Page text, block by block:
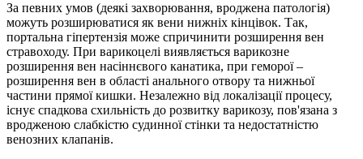
За певних умов (деякі захворювання, вроджена патологія)
можуть розширюватися як вени нижніх кінцівок. Так,
портальна гіпертензія може спричинити розширення вен
стравоходу. При варикоцелі виявляється варикозне
розширення вен насіннєвого канатика, при геморої –
розширення вен в області анального отвору та нижньої
частини прямої кишки. Незалежно від локалізації процесу,
існує спадкова схильність до розвитку варикозу, пов'язана з
вродженою слабкістю судинної стінки та недостатністю
венозних клапанів.